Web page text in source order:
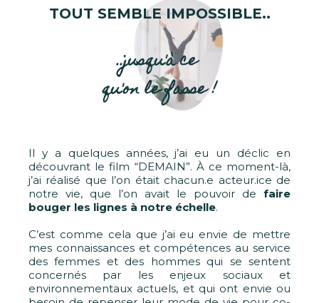
TOUT SEMBLE IMPOSSIBLE..
..jusqu'à ce
qu'on le fasse !
Il y a quelques années, j’ai eu un déclic en
découvrant le film “DEMAIN”. À ce moment-là,
j’ai réalisé que l’on était chacun.e acteur.ice de
notre vie, que l’on avait le pouvoir de faire
bouger les lignes à notre échelle.
C’est comme cela que j’ai eu envie de mettre
mes connaissances et compétences au service
des femmes et des hommes qui se sentent
concernés par les enjeux sociaux et
environnementaux actuels, et qui ont envie ou